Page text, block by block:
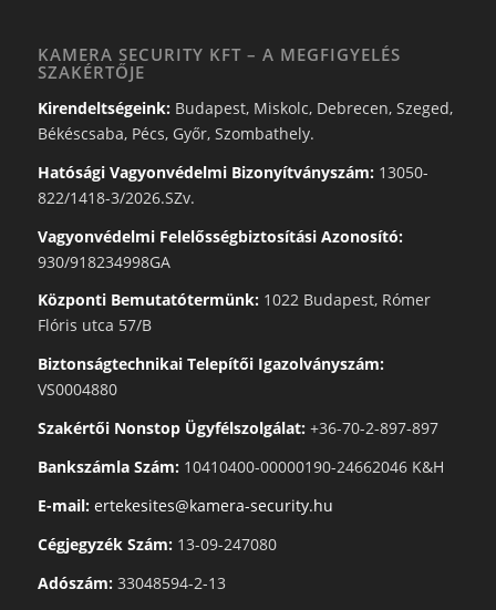
KAMERA SECURITY KFT – A MEGFIGYELÉS
SZAKÉRTŐJE
Kirendeltségeink:Budapest, Miskolc, Debrecen, Szeged,
Békéscsaba, Pécs, Győr, Szombathely.
Hatósági Vagyonvédelmi Bizonyítványszám:13050-
822/1418-3/2026.SZv.
Vagyonvédelmi Felelősségbiztosítási Azonosító:
930/918234998GA
Központi Bemutatótermünk:1022 Budapest, Rómer
Flóris utca 57/B
Biztonságtechnikai Telepítői Igazolványszám:
VS0004880
Szakértői Nonstop Ügyfélszolgálat:+36-70-2-897-897
Bankszámla Szám:10410400-00000190-24662046 K&H
E-mail: ertekesites@kamera-security.hu
Cégjegyzék Szám:13-09-247080
Adószám:33048594-2-13